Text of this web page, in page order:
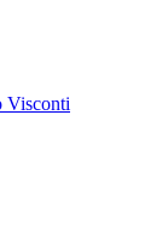
Visconti